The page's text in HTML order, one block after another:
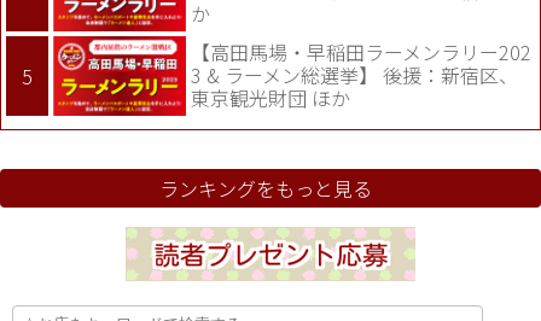
か
【高田馬場・早稲田ラーメンラリー202
3 & ラーメン総選挙】 後援：新宿区、
東京観光財団 ほか
ランキングをもっと見る